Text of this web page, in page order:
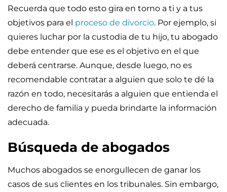
Recuerda que todo esto gira en torno a ti y a tus
objetivos para el proceso de divorcio. Por ejemplo, si
quieres luchar por la custodia de tu hijo, tu abogado
debe entender que ese es el objetivo en el que
deberá centrarse. Aunque, desde luego, no es
recomendable contratar a alguien que solo te dé la
razón en todo, necesitarás a alguien que entienda el
derecho de familia y pueda brindarte la información
adecuada.
Búsqueda de abogados
Muchos abogados se enorgullecen de ganar los
casos de sus clientes en los tribunales. Sin embargo,